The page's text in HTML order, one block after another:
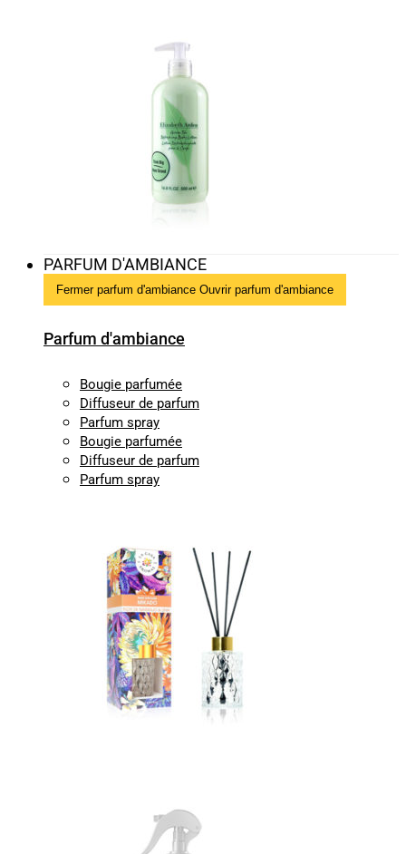
PARFUM D'AMBIANCE
Fermer parfum d'ambiance Ouvrir parfum d'ambiance
Parfum d'ambiance
Bougie parfumée
Diffuseur de parfum
Parfum spray
Bougie parfumée
Diffuseur de parfum
Parfum spray